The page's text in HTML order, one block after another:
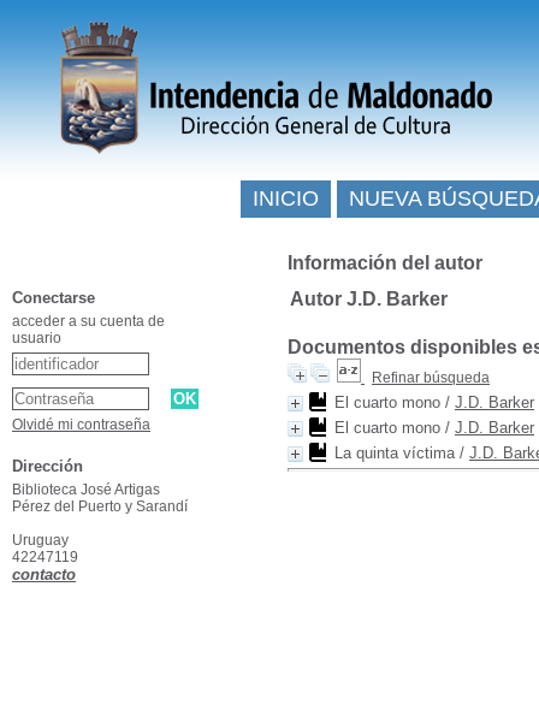
Información del autor
Autor J.D. Barker
Documentos disponibles
Refinar búsqueda
El cuarto mono / J.D. Barker
El cuarto mono / J.D. Barker
La quinta víctima/ J.D.
INICIO NUEVA
Conectarse
acceder a su cuenta de
usuario
Olvidé mi contraseña
Dirección
Biblioteca José Artigas
Pérez del Puerto y Sarandí
Uruguay
42247119
contacto